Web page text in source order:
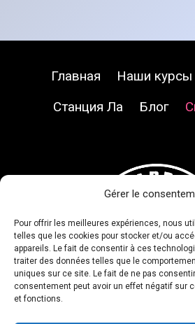
Gérer le
Pour offrir les meilleures expériences, nous
telles que les cookies pour stocker et/ou
appareils. Le fait de consentir à ces
traiter des données telles que le
uniques sur ce site. Le fait de ne pas
consentement peut avoir un effet négatif sur
et fonctions.
Главная Наши курсы
Станция Ла
Блог